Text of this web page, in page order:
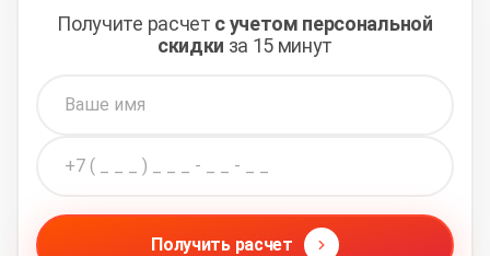
Получите расчет с учетом персональной
скидки за 15 минут
Получить расчет